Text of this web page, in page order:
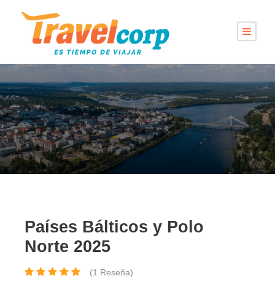
Países Bálticos y Polo
Norte 2025
(1 Reseña)